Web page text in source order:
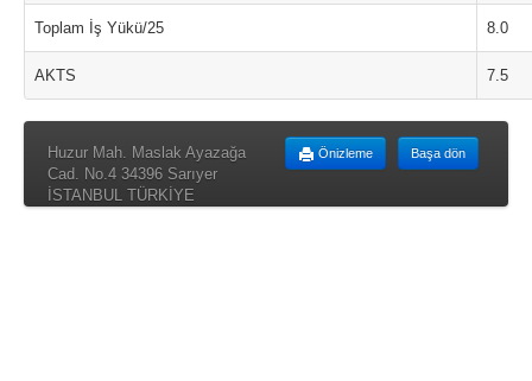
Toplam İş Yükü/25 8.0
AKTS 7.5
Başa dön
Önizleme
Huzur Mah. Maslak Ayazağa
Cad. No.4 34396 Sarıyer
İSTANBUL TÜRKİYE